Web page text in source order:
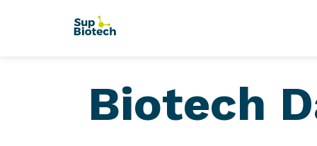
Biotech